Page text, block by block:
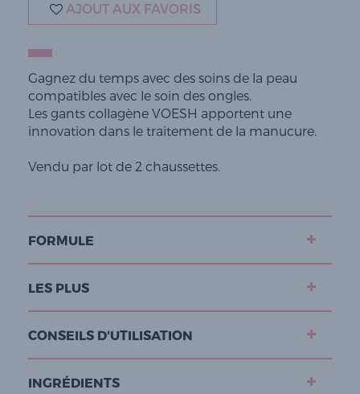
AJOUT AUX FAVORIS
Gagnez du temps avec des soins de la peau
compatibles avec le soin des ongles.
Les gants collagène VOESH apportent une
innovation dans le traitement de la manucure.
Vendu par lot de 2 chaussettes.
FORMULE
LES PLUS
CONSEILS D'UTILISATION
INGRÉDIENTS